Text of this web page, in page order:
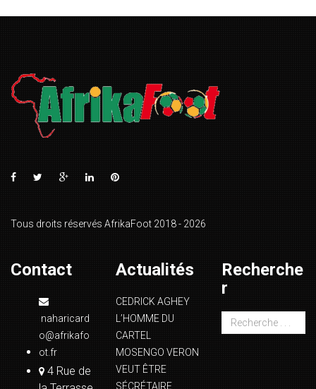
Tous droits réservés AfrikaFoot 2018 - 2026
Contact
naharicard
o@afrikafo
ot.fr
4 Rue de
Actualités
CEDRICK AGHEY
L’HOMME DU
CARTEL
MOSENGO VERON
VEUT ÊTRE
SÉCRÉTAIRE
Recherche
r